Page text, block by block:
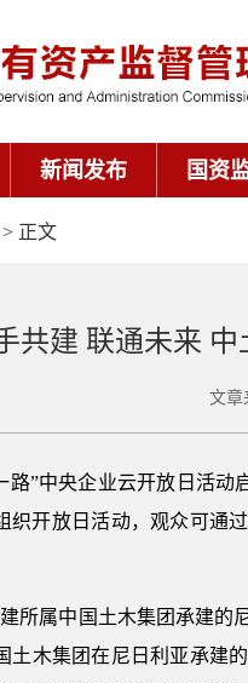
新闻发布 国资
> 正文
共建 联通未来
文
路”中央企业云开放日活
织开放日活动，观众可通
所属中国土木集团承建的
土木集团在尼日利亚承